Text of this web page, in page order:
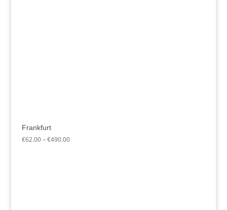
Frankfurt
€62.00 –€490.00Preisspanne: